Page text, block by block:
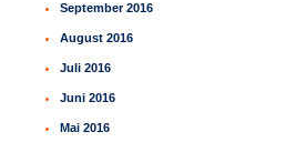
September 2016
August 2016
Juli 2016
Juni 2016
Mai 2016